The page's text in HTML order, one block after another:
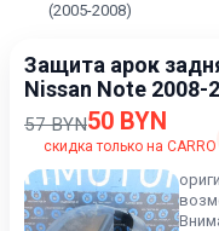
(2005-2008)
Защита арок
Nissan Note 2008-
57 BYN50 BYN
скидка только на CARRO